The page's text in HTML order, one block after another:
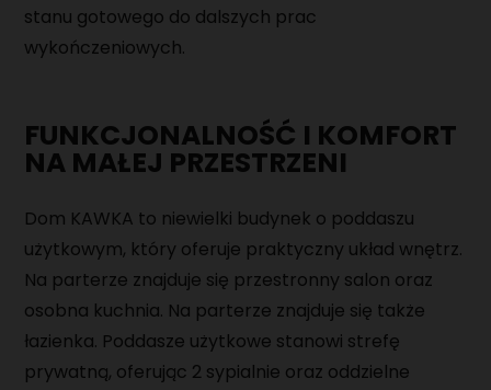
stanu gotowego do dalszych prac
wykończeniowych.
FUNKCJONALNOŚĆ I KOMFORT
NA MAŁEJ PRZESTRZENI
Dom KAWKA to niewielki budynek o poddaszu
użytkowym, który oferuje praktyczny układ wnętrz.
Na parterze znajduje się przestronny salon oraz
osobna kuchnia. Na parterze znajduje się także
łazienka. Poddasze użytkowe stanowi strefę
prywatną, oferując 2 sypialnie oraz oddzielne